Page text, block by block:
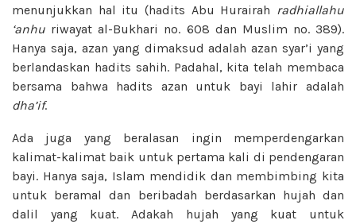
menunjukkan hal itu (hadits Abu Hurairah radhiallahu
‘anhu riwayat al-Bukhari no. 608 dan Muslim no. 389).
Hanya saja, azan yang dimaksud adalah azan syar’i yang
berlandaskan hadits sahih. Padahal, kita telah membaca
bersama bahwa hadits azan untuk bayi lahir adalah
dha’if.
Ada juga yang beralasan ingin memperdengarkan
kalimat-kalimat baik untuk pertama kali di pendengaran
bayi. Hanya saja, Islam mendidik dan membimbing kita
untuk beramal dan beribadah berdasarkan hujah dan
dalil yang kuat. Adakah hujah yang kuat untuk